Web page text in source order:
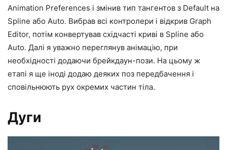
Animation Preferences і змінив тип тангентов з Default на
Spline або Auto. Вибрав всі контролери і відкрив Graph
Editor, потім конвертував східчасті криві в Spline або
Auto. Далі я уважно переглянув анімацію, при
необхідності додаючи брейкдаун-пози. На цьому ж
етапі я ще іноді додаю деяких поз передбачення і
сповільнюють рух окремих частин тіла.
Дуги